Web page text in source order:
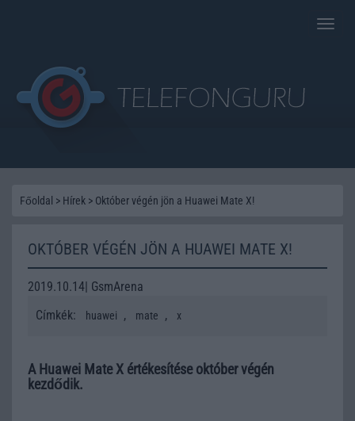
Toggle
Főoldal > Hírek > Október végén jön a Huawei Mate X!
OKTÓBER VÉGÉN JÖN A HUAWEI MATE X!
2019.10.14| GsmArena
Címkék:
huawei , mate , x
A Huawei Mate X értékesítése október végén
kezdődik.